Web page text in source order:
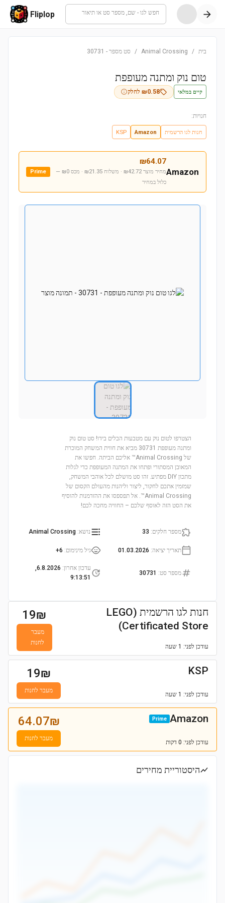
חפש לגו - שם, מספר סט או תיאור Fliplop
בית /
Animal Crossing
/ סט מספר -
30731
טום נוק ומתנה מעופפת
קיים במלאי ₪0.58 לחלק
חנויות:
חנות לגו הרשמית Amazon
KSP
Amazon
₪64.07
מחיר מוצר ₪42.72 · משלוח ₪21.35 · מכס ₪0
—
כלול במחיר
Prime
הצטרפו לטום נוק עם מטבעות הבלים בידו! סט טום נוק
ומתנה מעופפת 30731 מביא את חווית המשחק המוכרת
של Animal Crossing™ אליכם הביתה. חפשו את
המאובן המסתורי ופתחו את המתנה המעופפת כדי לגלות
מתכון DIY מפתיע. זהו סט מושלם לכל אוהבי המשחק,
שמזמין אתכם לחקור, ליצור וליהנות מהעולם הקסום של
Animal Crossing™. אל תפספסו את ההזדמנות להוסיף
את הסט הזה לאוסף שלכם – החוויה מחכה לכם!
מספר חלקים:
33 נושא:
Animal Crossing
תאריך יציאה:
01.03.2026 גיל מינימום:
6+
מספר סט:
30731
עדכון אחרון:
6.8.2026,
9:13:51
חנות לגו הרשמית (LEGO
Certificated Store)
עודכן לפני: 1 שעה
19₪
מעבר
לחנות
KSP
עודכן לפני: 1 שעה
19₪
מעבר לחנות
Amazon
Prime
עודכן לפני: 0 דקות
64.07₪
מעבר לחנות
היסטוריית מחירים